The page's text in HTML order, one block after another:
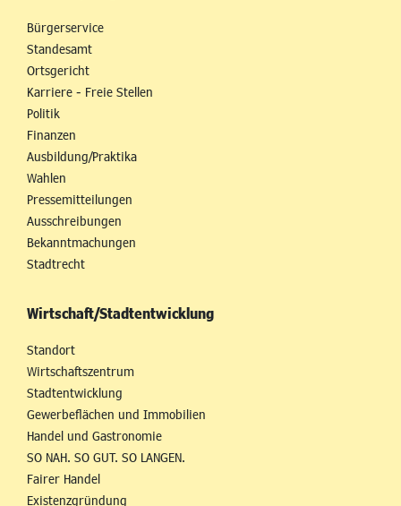
Bürgerservice
Standesamt
Ortsgericht
Karriere - Freie Stellen
Politik
Finanzen
Ausbildung/Praktika
Wahlen
Pressemitteilungen
Ausschreibungen
Bekanntmachungen
Stadtrecht
Wirtschaft/Stadtentwicklung
Standort
Wirtschaftszentrum
Stadtentwicklung
Gewerbeflächen und Immobilien
Handel und Gastronomie
SO NAH. SO GUT. SO LANGEN.
Fairer Handel
Existenzgründung